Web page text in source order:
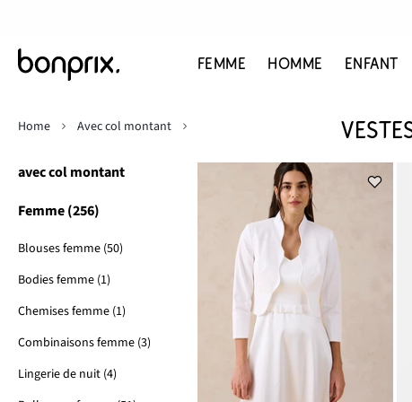
FEMME HOMME ENFANT
avec col montant
Femme (256)
Blouses femme (50)
Bodies femme (1)
Chemises femme (1)
Combinaisons femme (3)
Lingerie de nuit (4)
Home Avec col montant